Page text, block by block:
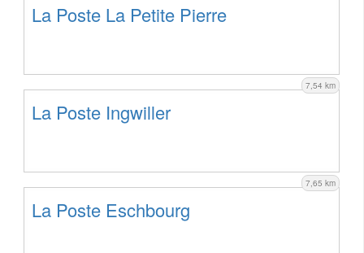
La Poste La Petite Pierre
7,54 km
La Poste Ingwiller
7,65 km
La Poste Eschbourg